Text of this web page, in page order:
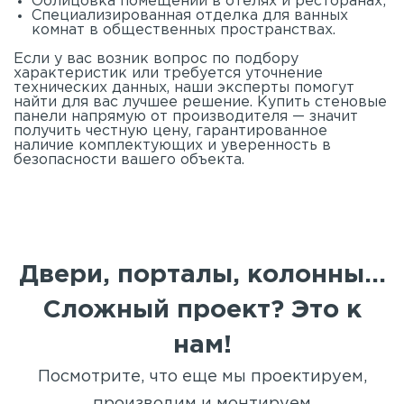
Специализированная отделка для ванных
комнат в общественных пространствах.
Если у вас возник вопрос по подбору
характеристик или требуется уточнение
технических данных, наши эксперты помогут
найти для вас лучшее решение. Купить стеновые
панели напрямую от производителя — значит
получить честную цену, гарантированное
наличие комплектующих и уверенность в
безопасности вашего объекта.
Двери, порталы, колонны...
Сложный проект? Это к
нам!
Посмотрите, что еще мы проектируем,